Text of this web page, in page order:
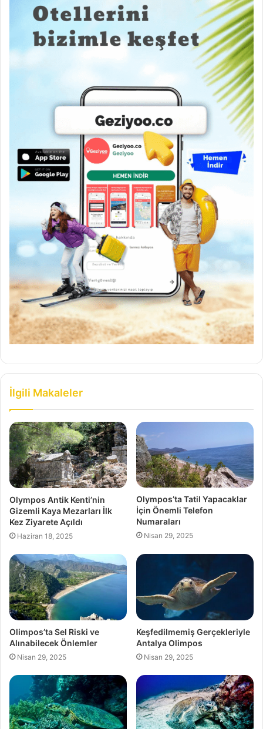
İlgili Makaleler
Olympos Antik Kenti’nin
Gizemli Kaya Mezarları İlk
Kez Ziyarete Açıldı
Haziran 18, 2025
Olympos’ta Tatil Yapacaklar
İçin Önemli Telefon
Numaraları
Nisan 29, 2025
Olimpos’ta Sel Riski ve
Alınabilecek Önlemler
Nisan 29, 2025
Keşfedilmemiş Gerçekleriyle
Antalya Olimpos
Nisan 29, 2025